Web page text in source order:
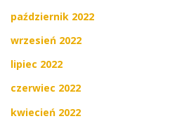
październik 2022
wrzesień 2022
lipiec 2022
czerwiec 2022
kwiecień 2022